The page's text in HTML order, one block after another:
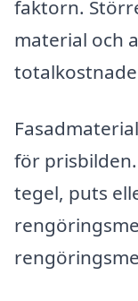
faktorn.
material och
för
tegel, puts